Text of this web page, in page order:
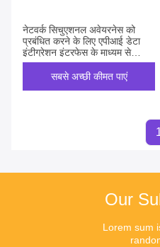
नेटवर्क सिचुएशनल अवेयरनेस को
प्रबंधित करने के लिए एपीआई डेटा
इंटीग्रेशन इंटरफेस के माध्यम से
नेटवर्क टैप करें
सबसे अच्छी कीमत पाएं
Our
Lorem sum